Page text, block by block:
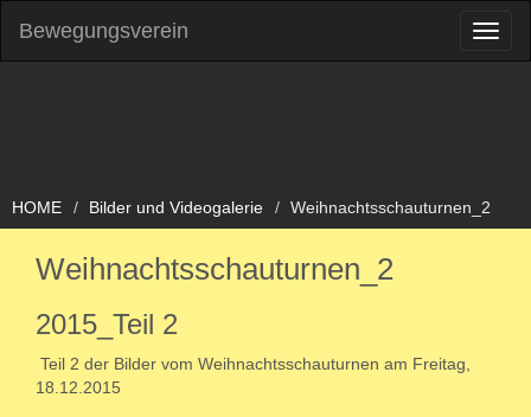
Bewegungsverein
HOME Bilder und Videogalerie Weihnachtsschauturnen_2
Weihnachtsschauturnen_2
2015_Teil 2
Teil 2 der Bilder vom Weihnachtsschauturnen am Freitag,
18.12.2015